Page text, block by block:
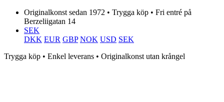
Originalkonst sedan 1972 • Trygga köp • Fri entré på
Berzeliigatan 14
SEK
DKK EUR GBP NOK USD SEK
Trygga köp • Enkel leverans • Originalkonst utan krångel